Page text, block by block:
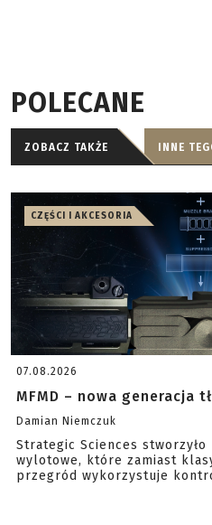
POLECANE
ZOBACZ TAKŻE INNE
CZĘŚCI I AKCESORIA
07.08.2026
MFMD – nowa generacja
Damian Niemczuk
Strategic Sciences stworzyło
wylotowe, które zamiast
przegród wykorzystuje